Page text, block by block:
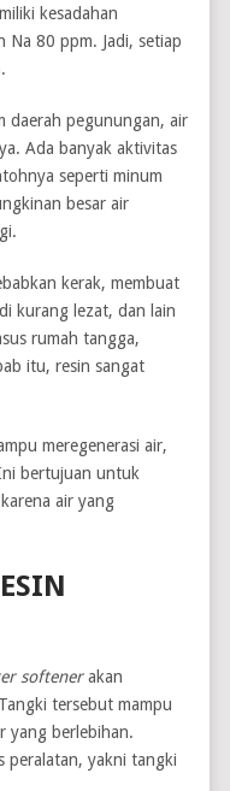
kesadahan
Na 80 ppm. Jadi, setiap
daerah pegunungan, air
Ada banyak aktivitas
seperti minum
besar air
kerak, membuat
kurang lezat, dan lain
rumah tangga,
itu, resin sangat
meregenerasi air,
bertujuan untuk
air yang
softener akan
tersebut mampu
yang berlebihan.
peralatan, yakni tangki